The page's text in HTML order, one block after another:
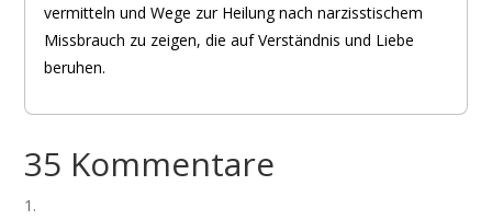
vermitteln und Wege zur Heilung nach narzisstischem
Missbrauch zu zeigen, die auf Verständnis und Liebe
beruhen.
35 Kommentare